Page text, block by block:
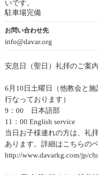
いです。
駐車場完備
お問い合わせ先
info@davar.org
安息日（聖日）礼拝のご案内
6月10日土曜日（他教会と
行なっております）
9：00 日本語部
11：00 English service
当日お子様連れの方は、礼
あります。詳細はこちらの
http://www.davarkg.com/jp/